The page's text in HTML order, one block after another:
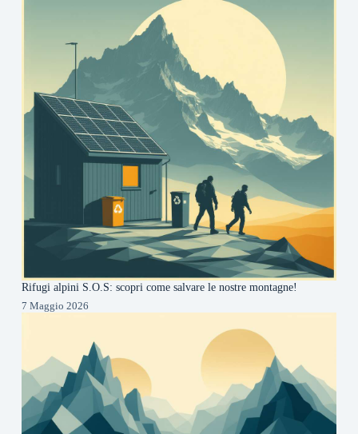
Rifugi alpini S.O.S: scopri come salvare le nostre montagne!
7 Maggio 2026